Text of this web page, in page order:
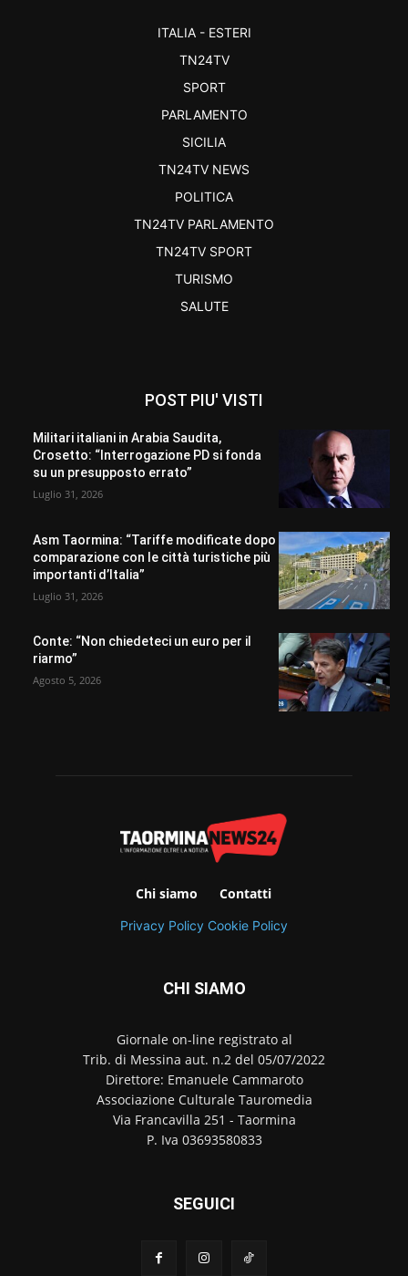
ITALIA - ESTERI
TN24TV
SPORT
PARLAMENTO
SICILIA
TN24TV NEWS
POLITICA
TN24TV PARLAMENTO
TN24TV SPORT
TURISMO
SALUTE
POST PIU' VISTI
Militari italiani in Arabia Saudita,
Crosetto: “Interrogazione PD si fonda
su un presupposto errato”
Luglio 31, 2026
Asm Taormina: “Tariffe modificate dopo
comparazione con le città turistiche più
importanti d’Italia”
Luglio 31, 2026
Conte: “Non chiedeteci un euro per il
riarmo”
Agosto 5, 2026
Chi siamo Contatti
Privacy Policy Cookie Policy
CHI SIAMO
Giornale on-line registrato al
Trib. di Messina aut. n.2 del 05/07/2022
Direttore: Emanuele Cammaroto
Associazione Culturale Tauromedia
Via Francavilla 251 - Taormina
P. Iva 03693580833
SEGUICI